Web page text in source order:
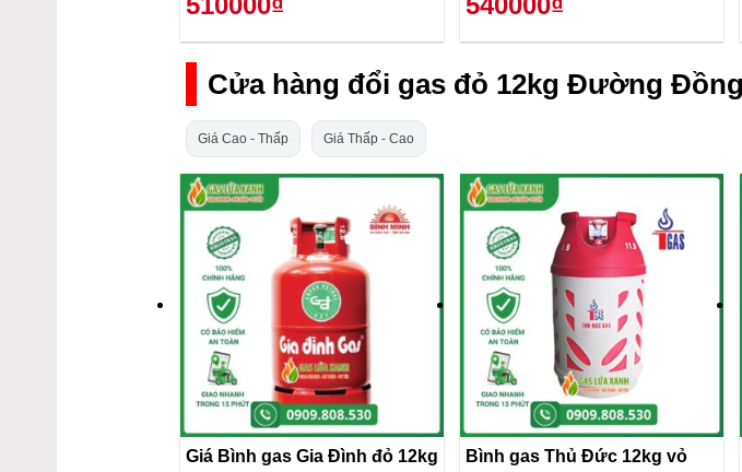
Cửa hàng đổi gas đỏ 12kg Đường
Giá Cao - Thấp Giá Thấp - Cao
Giá Bình gas Gia Đình đỏ 12kg
Bình gas Thủ Đức 12kg vỏ